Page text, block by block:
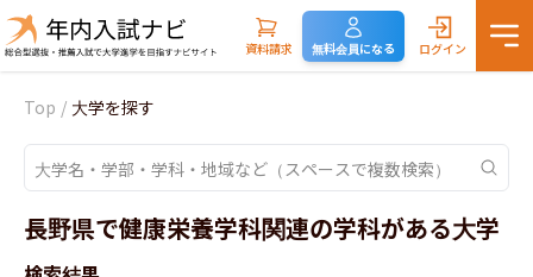
資料請求 無料会員になる ログイン
Top / 大学を探す
長野県で健康栄養学科関連の学科がある大学